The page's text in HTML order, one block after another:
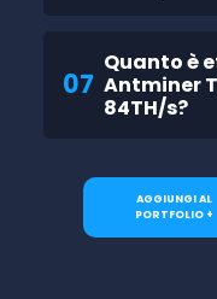
07
Quanto è
Antminer
84TH/s?
AGGIUNGI AL
PORTFOLIO +